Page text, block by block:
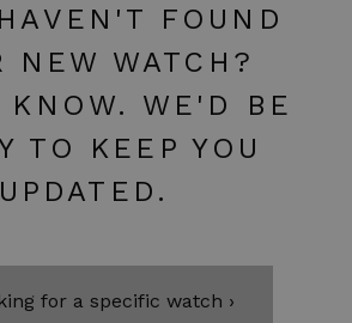
FOUND
NEW WATCH?
KNOW. WE'D BE
TO KEEP YOU
UPDATED.
for a specific watch ›